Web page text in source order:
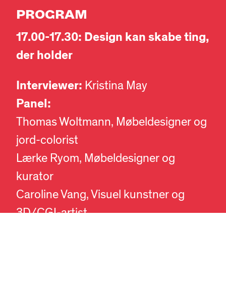
DA EN
PROGRAM
17.00-17.30: Design kan skabe ting,
der holder
Interviewer: Kristina May
Panel:
Thomas Woltmann, Møbeldesigner og
jord-colorist
Lærke Ryom, Møbeldesigner og
kurator
Caroline Vang, Visuel kunstner og
3D/CGI-artist